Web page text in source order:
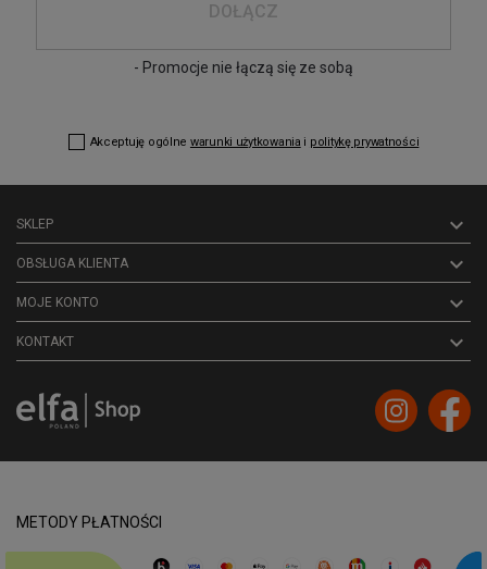
DOŁĄCZ
- Promocje nie łączą się ze sobą
Akceptuję ogólne warunki użytkowania i politykę prywatności
SKLEP 
OBSŁUGA KLIENTA 
MOJE KONTO 
KONTAKT keyboard_arrow_down
METODY PŁATNOŚCI